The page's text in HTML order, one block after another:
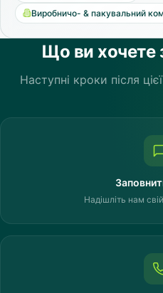
Виробничо- & пакувальний
Що ви хочете
Наступні кроки після
Надішліть нам